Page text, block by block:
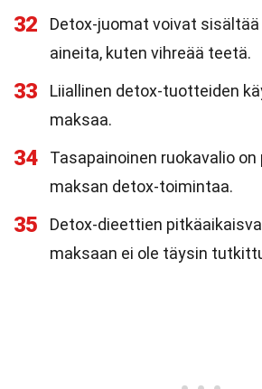
32
Detox-juomat voivat
aineita, kuten vihreää teetä.
33
Liiallinen detox-tuotteiden
maksaa.
34
Tasapainoinen ruokavalio
maksan detox-toimintaa.
35
Detox-dieettien
maksaan ei ole täysin